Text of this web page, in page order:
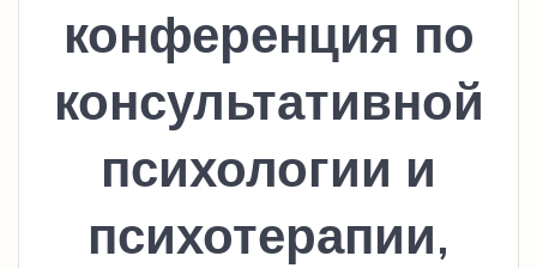
конференция по
консультативной
психологии и
психотерапии,